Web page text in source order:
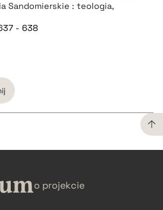
Sandomierskie : teologia,
- 638
o projekcie